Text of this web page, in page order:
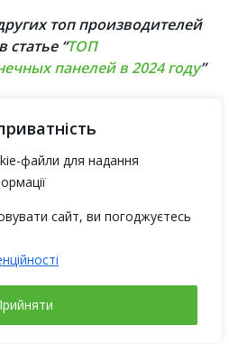
файли для надання
сайт, ви погоджуєтесь
топ производителей
“ТОП
панелей в 2024 году”
надежным поставщиком
только с
продукции. Мы
оригинальной
дистрибьюторами